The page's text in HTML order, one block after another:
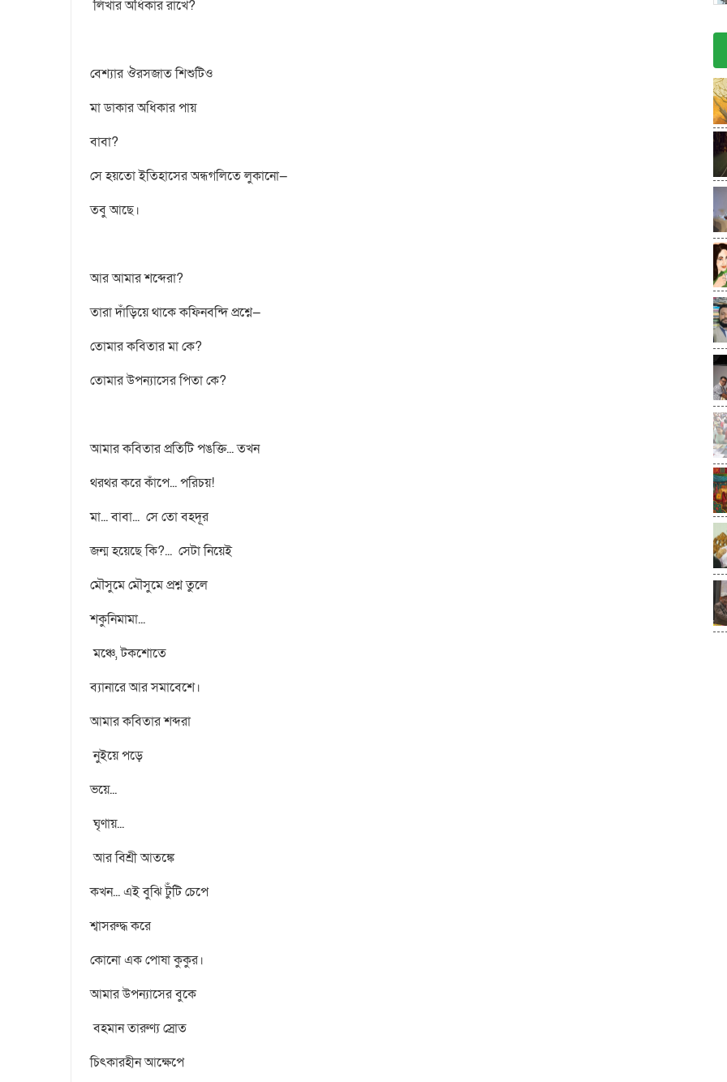
লিখার অধিকার রাখে?
বেশ্যার ঔরসজাত শিশুটিও
মা ডাকার অধিকার পায়
বাবা?
সে হয়তো ইতিহাসের অন্ধগলিতে লুকানো—
তবু আছে।
আর আমার শব্দেরা?
তারা দাঁড়িয়ে থাকে কফিনবন্দি প্রশ্নে—
তোমার কবিতার মা কে?
তোমার উপন্যাসের পিতা কে?
আমার কবিতার প্রতিটি পঙক্তি... তখন
থরথর করে কাঁপে... পরিচয়!
মা... বাবা... সে তো বহদূর
জন্ম হয়েছে কি?... সেটা নিয়েই
মৌসুমে মৌসুমে প্রশ্ন তুলে
শকুনিমামা...
মঞ্চে, টকশোতে
ব্যানারে আর সমাবেশে।
আমার কবিতার শব্দরা
নুইয়ে পড়ে
ভয়ে...
ঘৃণায়...
আর বিশ্রী আতঙ্কে
কখন... এই বুঝি টুঁটি চেপে
শ্বাসরুদ্ধ করে
কোনো এক পোষা কুকুর।
আমার উপন্যাসের বুকে
বহমান তারুণ্য স্রোত
চিৎকারহীন আক্ষেপে